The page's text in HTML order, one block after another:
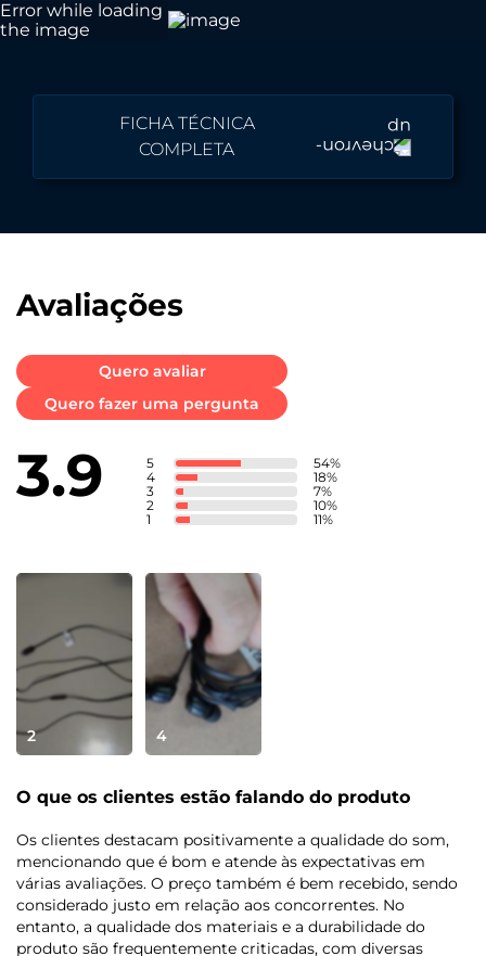
FICHA TÉCNICA
COMPLETA
Peso
Altura: 17,7 cm
Largura: 5,5 cm
Entradas
Conector USB-C
Conteúdo da Caixa
Fone de Ouvido intra-auricular + 2 pares extra de
borracha e guia do usuário.
Características
Microfone para chamadas viva-voz
Conector de áudio de 135° para maior durabilidade
Isolamento passivo de ruído com borracha intra-
auricular
Controle de play pausa
Avaliações
3.9 5 54%
4
18%
3
7%
2
10%
1
11%
Quero avaliar
Quero fazer uma pergunta
2 4
O que os clientes estão falando do produto
Os clientes destacam positivamente a qualidade do som,
mencionando que é bom e atende às expectativas em
várias avaliações. O preço também é bem recebido, sendo
considerado justo em relação aos concorrentes. No
entanto, a qualidade dos materiais e a durabilidade do
produto são frequentemente criticadas, com diversas